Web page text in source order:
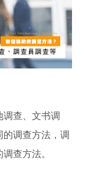
查、文书调
调查方法，调
查方法。